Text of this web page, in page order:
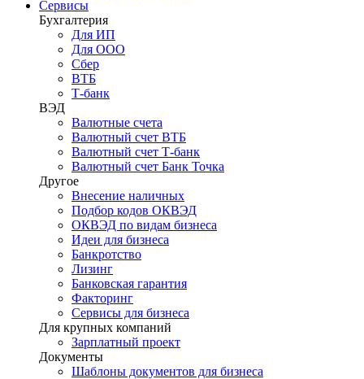
Сервисы
Бухгалтерия
Для ИП
Для ООО
Сбер
ВТБ
Т-банк
ВЭД
Валютные счета
Валютный счет ВТБ
Валютный счет Т-банк
Валютный счет Банк Точка
Другое
Внесение наличных
Подбор кодов ОКВЭД
ОКВЭД по видам бизнеса
Идеи для бизнеса
Банкротство
Лизинг
Банковская гарантия
Факторинг
Сервисы для бизнеса
Для крупных компаний
Зарплатный проект
Документы
Шаблоны документов для бизнеса